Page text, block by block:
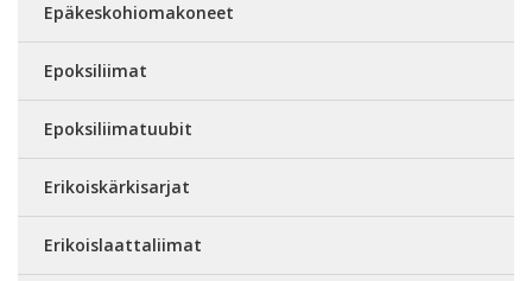
Epäkeskohiomakoneet
Epoksiliimat
Epoksiliimatuubit
Erikoiskärkisarjat
Erikoislaattaliimat